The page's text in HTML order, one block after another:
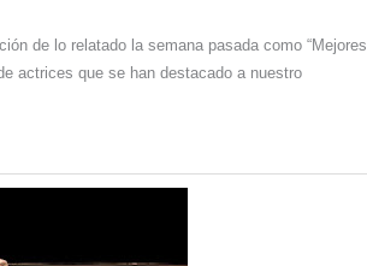
de lo relatado la semana pasada como “Mejores
actrices que se han destacado a nuestro